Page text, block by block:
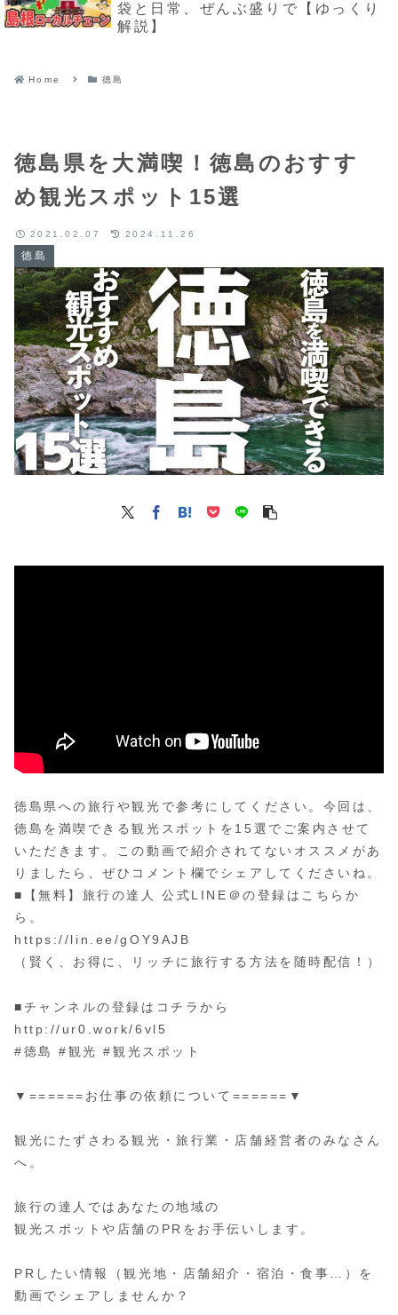
袋と日常、ぜんぶ盛りで【ゆっくり
解説】
Home 徳島
徳島県を大満喫！徳島のおすす
め観光スポット15選
徳島
2021.02.07 2024.11.26
徳島県への旅行や観光で参考にしてください。今回は、
徳島を満喫できる観光スポットを15選でご案内させて
いただきます。この動画で紹介されてないオススメがあ
りましたら、ぜひコメント欄でシェアしてくださいね。
■【無料】旅行の達人 公式LINE＠の登録はこちらか
ら。
https://lin.ee/gOY9AJB
（賢く、お得に、リッチに旅行する方法を随時配信！）
■チャンネルの登録はコチラから
http://ur0.work/6vl5
#徳島 #観光 #観光スポット
▼======お仕事の依頼について======▼
観光にたずさわる観光・旅行業・店舗経営者のみなさん
へ。
旅行の達人ではあなたの地域の
観光スポットや店舗のPRをお手伝いします。
PRしたい情報（観光地・店舗紹介・宿泊・食事…）を
動画でシェアしませんか？